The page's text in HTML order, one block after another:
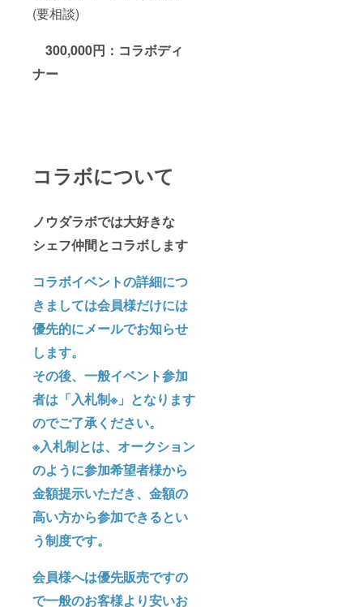
(要相談)
300,000円：コラボディ
ナー
コラボについて
ノウダラボでは大好きな
シェフ仲間とコラボします
コラボイベントの詳細につ
きましては会員様だけには
優先的にメールでお知らせ
します。
その後、一般イベント参加
者は「入札制※」となります
のでご了承ください。
※入札制とは、オークション
のように参加希望者様から
金額提示いただき、金額の
高い方から参加できるとい
う制度です。
会員様へは優先販売ですの
で一般のお客様より安いお